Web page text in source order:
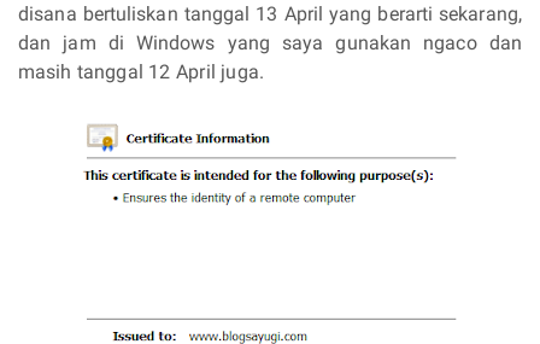
disana bertuliskan tanggal 13 April yang berarti sekarang,
dan jam di Windows yang saya gunakan ngaco dan
masih tanggal 12 April juga.